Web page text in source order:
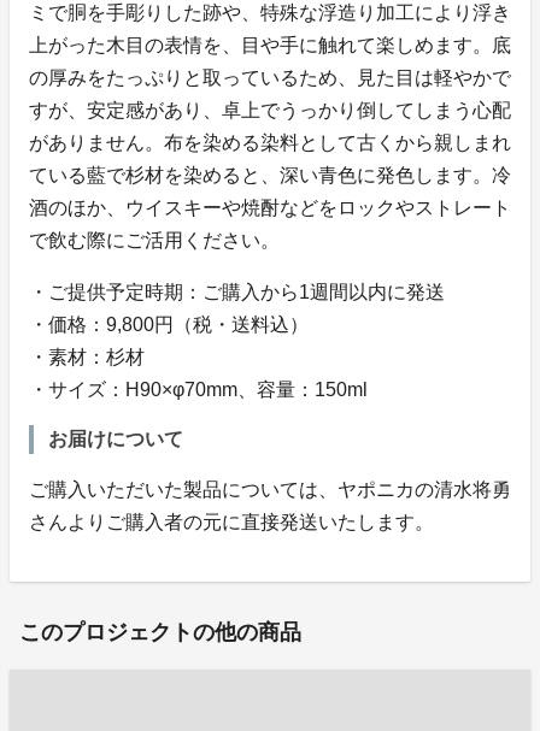
ミで胴を手彫りした跡や、特殊な浮造り加工により浮き
上がった木目の表情を、目や手に触れて楽しめます。底
の厚みをたっぷりと取っているため、見た目は軽やかで
すが、安定感があり、卓上でうっかり倒してしまう心配
がありません。布を染める染料として古くから親しまれ
ている藍で杉材を染めると、深い青色に発色します。冷
酒のほか、ウイスキーや焼酎などをロックやストレート
で飲む際にご活用ください。
・ご提供予定時期：ご購入から1週間以内に発送
・価格：9,800円（税・送料込）
・素材：杉材
・サイズ：H90×φ70mm、容量：150ml
お届けについて
ご購入いただいた製品については、ヤポニカの清水将勇
さんよりご購入者の元に直接発送いたします。
このプロジェクトの他の商品